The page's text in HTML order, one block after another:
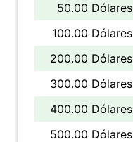
50.00 Dólares
100.00 Dólares
200.00 Dólares
300.00 Dólares
400.00 Dólares
500.00 Dólares